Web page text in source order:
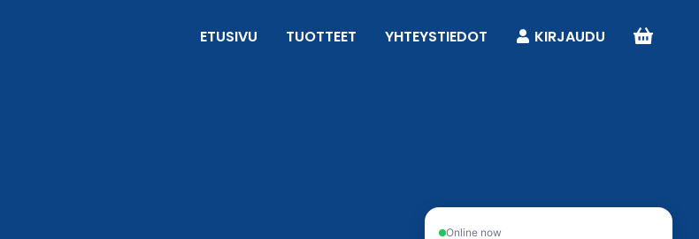
ETUSIVU TUOTTEET YHTEYSTIEDOT KIRJAUDU
Online now